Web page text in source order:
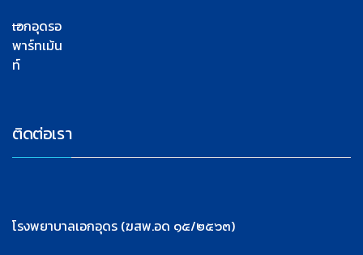
เอกอุดรอ
พาร์ทเม้น
ท์
ติดต่อเรา
โรงพยาบาลเอกอุดร (ฆสพ.อด ๑๕/๒๕๖๓)